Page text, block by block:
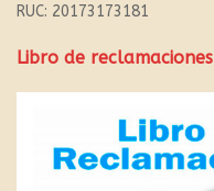
RUC: 20173173181
Libro de reclamaciones